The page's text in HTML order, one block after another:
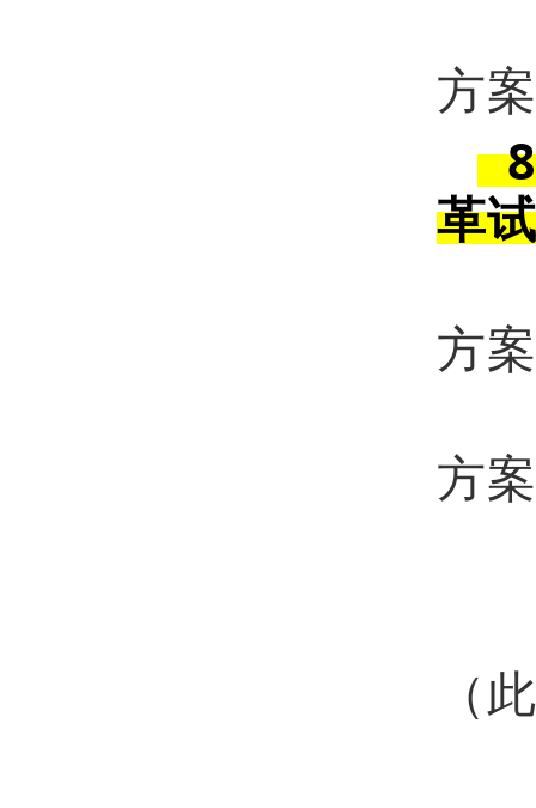
方案
革
方案
方案
（